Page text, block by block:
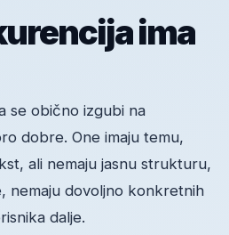
ima
se obično izgubi na
dobre. One imaju temu,
ali nemaju jasnu strukturu,
nemaju dovoljno konkretnih
dalje.